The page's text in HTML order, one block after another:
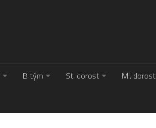
B tým St. dorost Ml. dorost